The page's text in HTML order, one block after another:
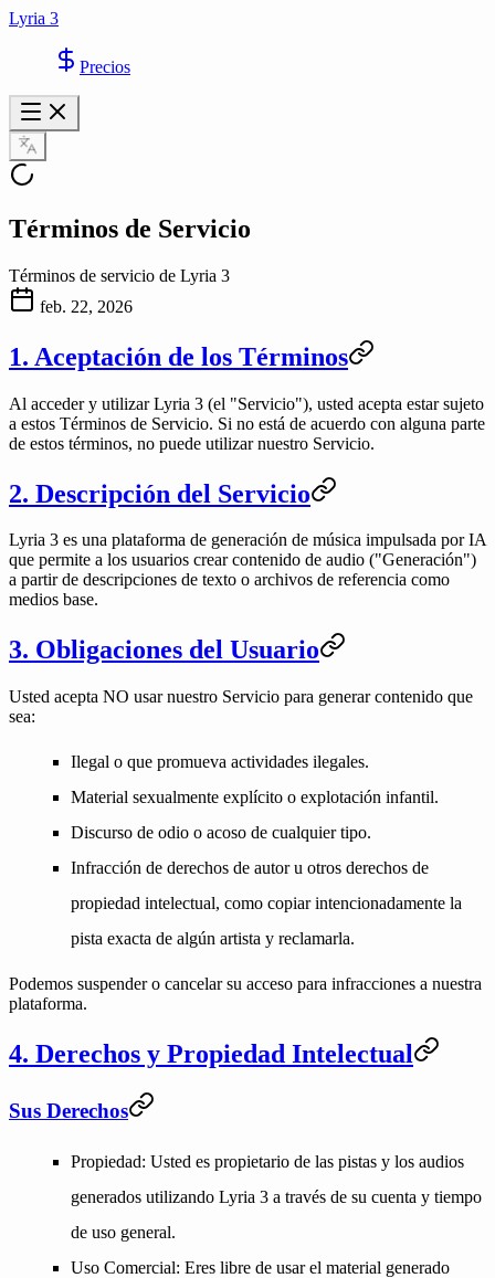
Lyria 3
Precios
Términos de Servicio
Términos de servicio de Lyria 3
feb. 22, 2026
1. Aceptación de los Términos
Al acceder y utilizarLyria 3 (el "Servicio"), usted acepta estar sujeto
a estos Términos de Servicio. Si no está de acuerdo con alguna parte
de estos términos, no puede utilizar nuestro Servicio.
2. Descripción del Servicio
Lyria 3 es una plataforma de generación de música impulsada por IA
que permite a los usuarios crear contenido de audio ("Generación")
a partir de descripciones de texto o archivos de referencia como
medios base.
3. Obligaciones del Usuario
Usted acepta NO usarnuestro Servicio para generar contenido que
sea:
Ilegal o que promueva actividades ilegales.
Material sexualmente explícito o explotación infantil.
Discurso de odio o acoso de cualquier tipo.
Infracción de derechos de autor u otros derechos de
propiedad intelectual, como copiar intencionadamente la
pista exacta de algún artista y reclamarla.
Podemos suspender o cancelar su acceso para infracciones a nuestra
plataforma.
4. Derechos y Propiedad Intelectual
Sus Derechos
Propiedad: Usted es propietario de las pistas y los audios
generados utilizando Lyria 3 a través de su cuenta y tiempo
de uso general.
Uso Comercial: Eres libre de usar el material generado